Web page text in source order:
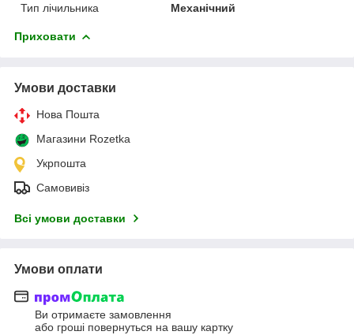
Тип лічильника
Механічний
Приховати
Умови доставки
Нова Пошта
Магазини Rozetka
Укрпошта
Самовивіз
Всі умови доставки
Умови оплати
Ви отримаєте замовлення
або гроші повернуться на вашу картку